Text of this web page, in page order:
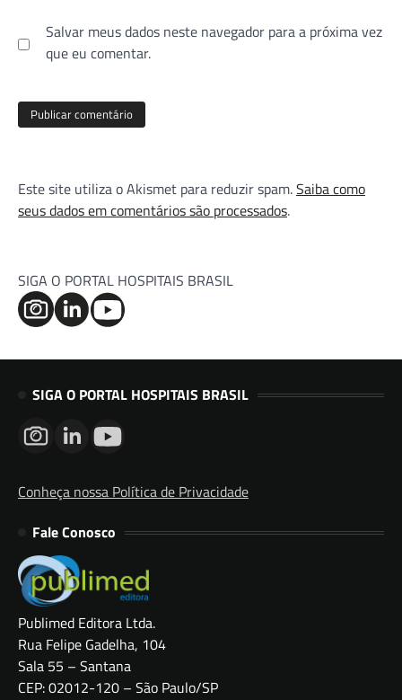
Salvar meus dados neste navegador para a próxima vez
que eu comentar.
Este site utiliza o Akismet para reduzir spam.Saiba como
seus dados em comentários são processados.
SIGA O PORTAL HOSPITAIS BRASIL
SIGA O PORTAL HOSPITAIS BRASIL
Conheça nossa Política de Privacidade
Fale Conosco
Publimed Editora Ltda.
Rua Felipe Gadelha, 104
Sala 55 – Santana
CEP: 02012-120 – São Paulo/SP